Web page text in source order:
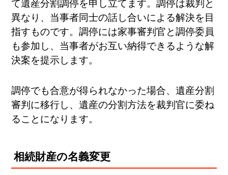
て遺産分割調停を申し立てます。調停は裁判と
異なり、当事者同士の話し合いによる解決を目
指すものです。調停には家事審判官と調停委員
も参加し、当事者がお互い納得できるような解
決案を提示します。
調停でも合意が得られなかった場合、遺産分割
審判に移行し、遺産の分割方法を裁判官に委ね
ることになります。
相続財産の名義変更